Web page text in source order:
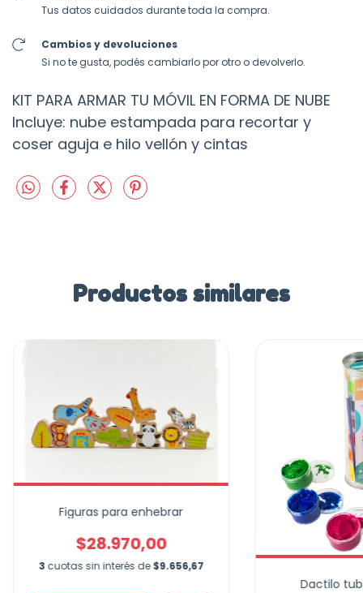
Tus datos cuidados durante toda la compra.
Cambios y devoluciones
Si no te gusta, podés cambiarlo por otro o devolverlo.
KIT PARA ARMAR TU MÓVIL EN FORMA DE NUBE
Incluye: nube estampada para recortar y
coser aguja e hilo vellón y cintas
Productos similares
Figuras para enhebrar
$28.970,00
3 cuotas sin interés de$9.656,67
Dactilo